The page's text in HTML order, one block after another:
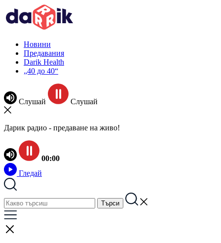
Новини
Предавания
Darik Health
„40 до 40“
Слушай Слушай
Дарик радио - предаване на живо!
00:00
Гледай